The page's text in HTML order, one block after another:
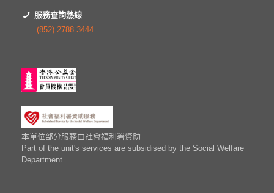
服務查詢熱線
(852) 2788 3444
本單位部分服務由社會福利署資助
Part of the unit's services are subsidised by the Social Welfare
Department